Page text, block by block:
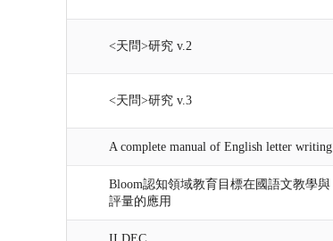
<天問>研究 v.2
<天問>研究 v.3
A complete manual of English letter writing
Bloom認知領域教育目標在國語文教學與
評量的應用